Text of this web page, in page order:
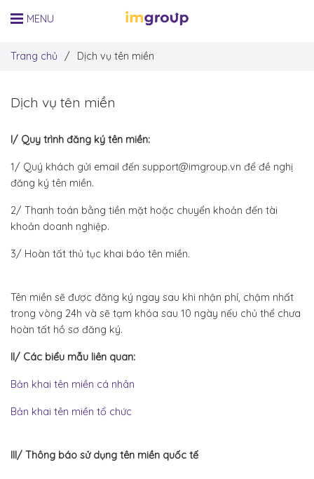
Dịch vụ tên miền
I/ Quy trình đăng ký tên miền:
1/ Quý khách gửi email đến support@imgroup.vn để đề nghị
đăng ký tên miền.
2/ Thanh toán bằng tiền mặt hoặc chuyển khoản đến tài
khoản doanh nghiệp.
3/ Hoàn tất thủ tục khai báo tên miền.
Tên miền sẽ được đăng ký ngay sau khi nhận phí, chậm nhất
trong vòng 24h và sẽ tạm khóa sau 10 ngày nếu chủ thể chưa
hoàn tất hồ sơ đăng ký.
II/ Các biểu mẫu liên quan:
Bản khai tên miền cá nhân
Bản khai tên miền tổ chức
III/ Thông báo sử dụng tên miền quốc tế
Trang chủ / Dịch vụ tên miền
MENU